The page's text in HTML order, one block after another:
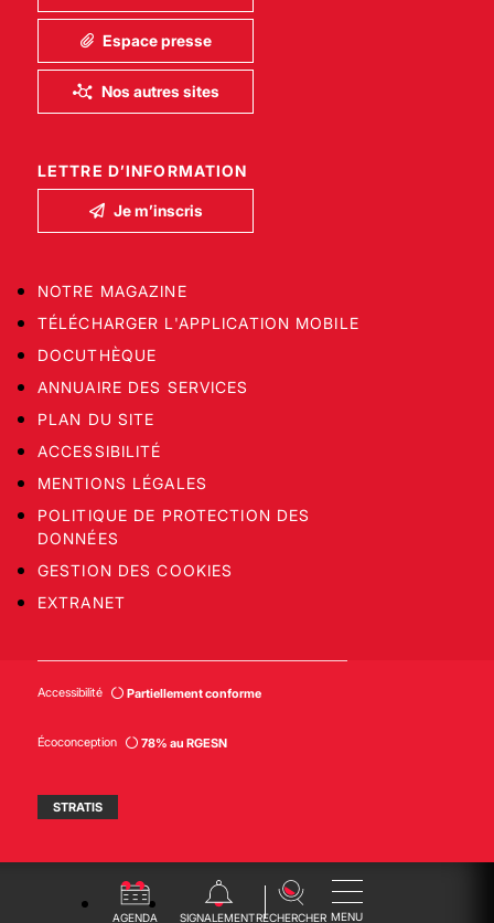
RECHERCHER MENU
AGENDA SIGNALEMENT
Espace presse
Nos autres sites
LETTRE D’INFORMATION
Je m’inscris
NOTRE MAGAZINE
TÉLÉCHARGER L'APPLICATION MOBILE
DOCUTHÈQUE
ANNUAIRE DES SERVICES
PLAN DU SITE
ACCESSIBILITÉ
MENTIONS LÉGALES
POLITIQUE DE PROTECTION DES
DONNÉES
GESTION DES COOKIES
EXTRANET
Accessibilité Partiellement conforme
Écoconception 78% au RGESN
STRATIS